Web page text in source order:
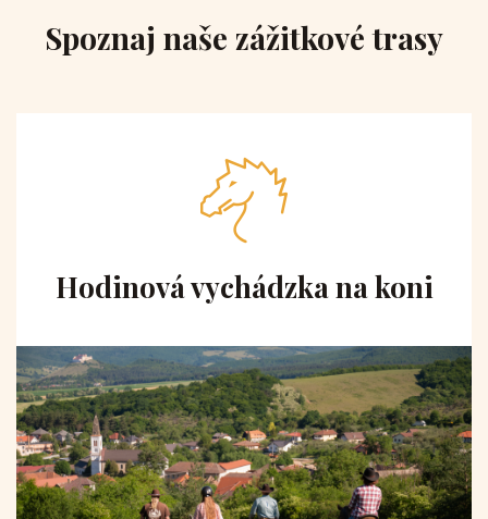
Spoznaj naše zážitkové trasy
Hodinová vychádzka na koni